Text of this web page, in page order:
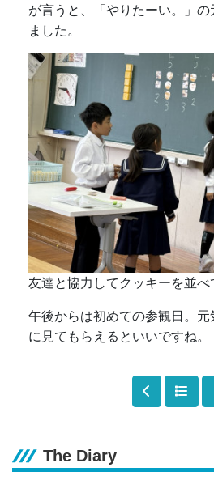
が言うと、「やりたーい。」の
ました。
友達と協力してクッキーを並べ
午後からは初めての参観日。元
に見てもらえるといいですね。
The Diary